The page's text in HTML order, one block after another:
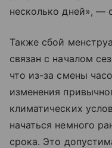
несколько дней», —
Также сбой
связан с началом
что из-за смены
изменения
климатических
начаться немного
срока. Это